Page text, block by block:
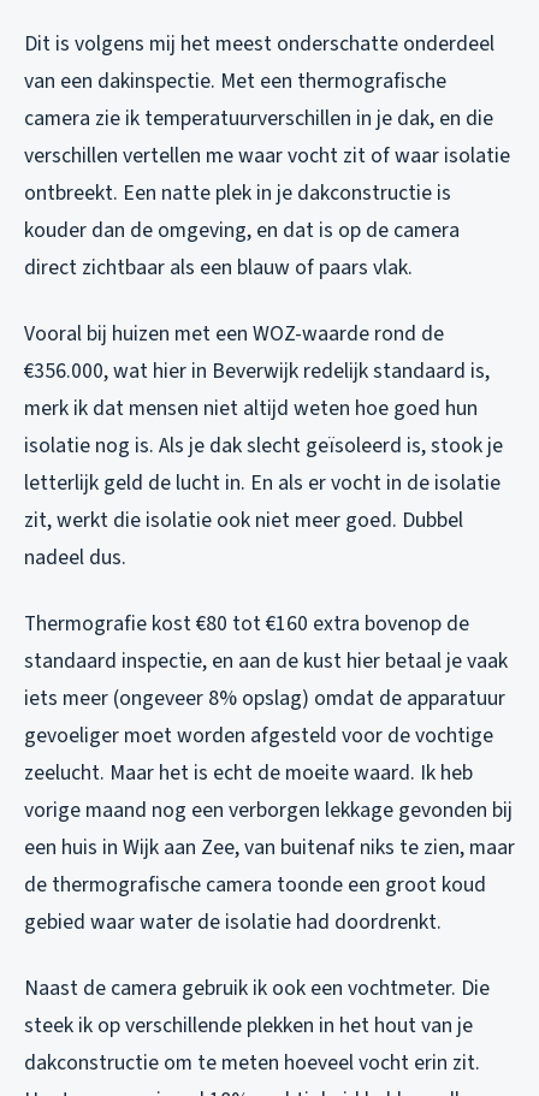
Dit is volgens mij het meest onderschatte onderdeel
van een dakinspectie. Met een thermografische
camera zie ik temperatuurverschillen in je dak, en die
verschillen vertellen me waar vocht zit of waar isolatie
ontbreekt. Een natte plek in je dakconstructie is
kouder dan de omgeving, en dat is op de camera
direct zichtbaar als een blauw of paars vlak.
Vooral bij huizen met een WOZ-waarde rond de
€356.000, wat hier in Beverwijk redelijk standaard is,
merk ik dat mensen niet altijd weten hoe goed hun
isolatie nog is. Als je dak slecht geïsoleerd is, stook je
letterlijk geld de lucht in. En als er vocht in de isolatie
zit, werkt die isolatie ook niet meer goed. Dubbel
nadeel dus.
Thermografie kost €80 tot €160 extra bovenop de
standaard inspectie, en aan de kust hier betaal je vaak
iets meer (ongeveer 8% opslag) omdat de apparatuur
gevoeliger moet worden afgesteld voor de vochtige
zeelucht. Maar het is echt de moeite waard. Ik heb
vorige maand nog een verborgen lekkage gevonden bij
een huis in Wijk aan Zee, van buitenaf niks te zien, maar
de thermografische camera toonde een groot koud
gebied waar water de isolatie had doordrenkt.
Naast de camera gebruik ik ook een vochtmeter. Die
steek ik op verschillende plekken in het hout van je
dakconstructie om te meten hoeveel vocht erin zit.